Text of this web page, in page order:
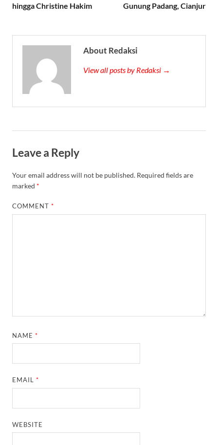
hingga Christine Hakim
Gunung Padang, Cianjur
About Redaksi
View all posts by Redaksi →
Leave a Reply
Your email address will not be published. Required fields are
marked *
COMMENT*
NAME*
EMAIL*
WEBSITE